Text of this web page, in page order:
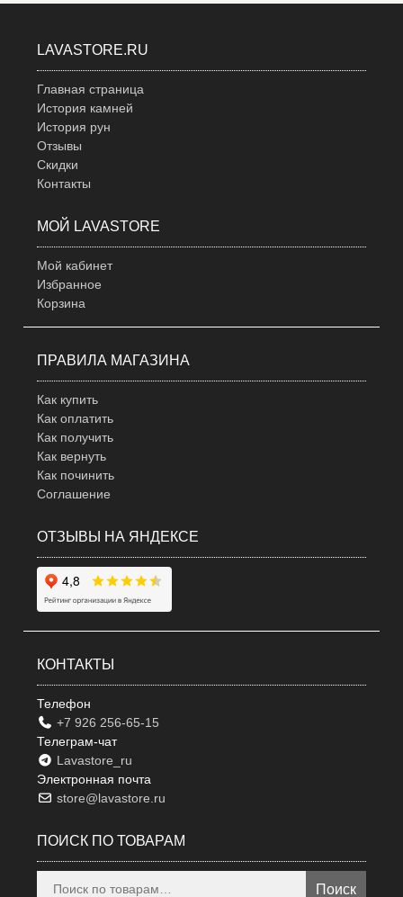
LAVASTORE.RU
Главная страница
История камней
История рун
Отзывы
Скидки
Контакты
МОЙ LAVASTORE
Мой кабинет
Избранное
Корзина
ПРАВИЛА МАГАЗИНА
Как купить
Как оплатить
Как получить
Как вернуть
Как починить
Соглашение
ОТЗЫВЫ НА ЯНДЕКСЕ
КОНТАКТЫ
Телефон
+7 926 256-65-15
Телеграм-чат
Lavastore_ru
Электронная почта
store@lavastore.ru
ПОИСК ПО ТОВАРАМ
Поиск